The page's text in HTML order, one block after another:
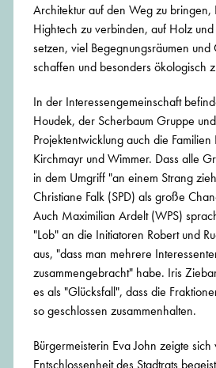
Architektur auf den Weg zu
Hightech zu verbinden, auf Holz
setzen, viel Begegnungsräumen
schaffen und besonders ökologisch
In der Interessengemeinschaft
Houdek, der Scherbaum Gruppe
Projektentwicklung auch die Familien
Kirchmayr und Wimmer. Dass alle
in dem Umgriff "an einem Strang
Christiane Falk (SPD) als große
Auch Maximilian Ardelt (WPS)
"Lob" an die Initiatoren Robert und
aus, "dass man mehrere
zusammengebracht" habe. Iris
es als "Glücksfall", dass die
so geschlossen zusammenhalten.
Bürgermeisterin Eva John zeigte
Entschlossenheit des Stadtrats